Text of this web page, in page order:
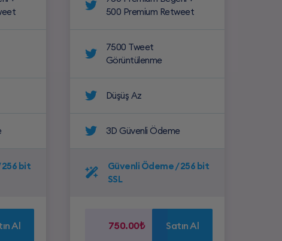
256 bit
Al
500 Premium Retweet
7500 Tweet
Görüntülenme
Düşüş Az
3D Güvenli Ödeme
Güvenli Ödeme / 256 bit
SSL
750.00₺ Satın Al